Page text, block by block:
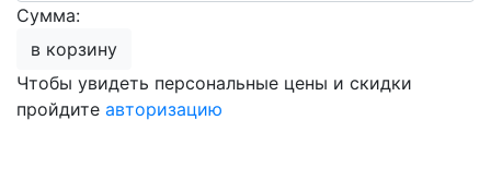
Сумма:
в корзину
Чтобы увидеть персональные цены и скидки
пройдите авторизацию